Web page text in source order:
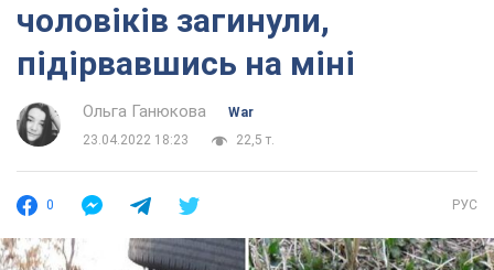
чоловіків загинули,
підірвавшись на міні
Ольга Ганюкова
War
23.04.2022 18:23
22,5 т.
0 РУС